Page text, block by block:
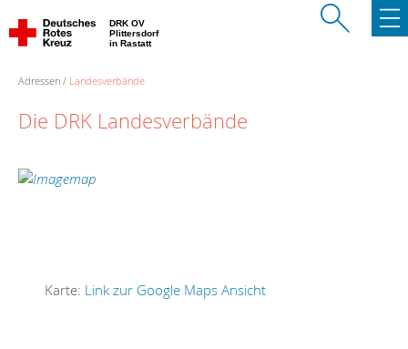
DRK OV
Plittersdorf
in Rastatt
Adressen Landesverbände
Die DRK Landesverbände
Karte: Link zur Google Maps Ansicht